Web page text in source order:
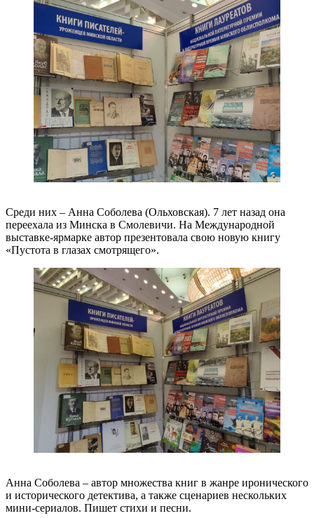
Среди них – Анна Соболева (Ольховская). 7 лет назад она
переехала из Минска в Смолевичи. На Международной
выставке-ярмарке автор презентовала свою новую книгу
«Пустота в глазах смотрящего».
Анна Соболева – автор множества книг в жанре иронического
и исторического детектива, а также сценариев нескольких
мини-сериалов. Пишет стихи и песни.